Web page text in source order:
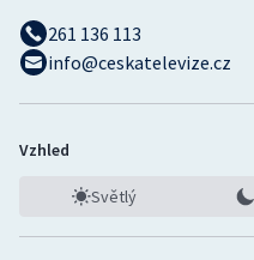
261 136 113
info@ceskatelevize.cz
Vzhled
Světlý